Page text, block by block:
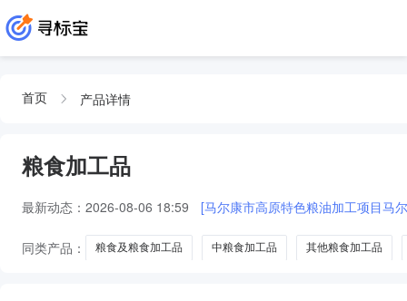
首页 产品详情
粮食加工品
最新动态： 2026-08-06 18:59 [马尔康市高原特色粮油加工项目马
同类产品： 粮食及粮食加工品 中粮食加工品 其他粮食加工品